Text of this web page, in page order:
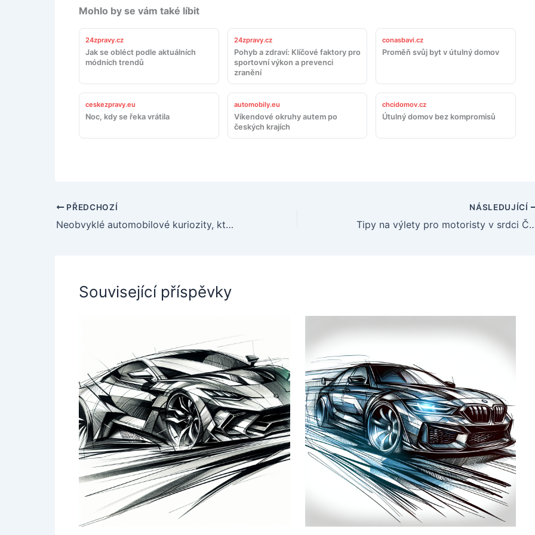
Mohlo by se vám také líbit
24zpravy.cz
Jak se obléct podle aktuálních
módních trendů
24zpravy.cz
Pohyb a zdraví: Klíčové faktory pro
sportovní výkon a prevenci
zranění
conasbavi.cz
Proměň svůj byt v útulný domov
ceskezpravy.eu
Noc, kdy se řeka vrátila
automobily.eu
Víkendové okruhy autem po
českých krajích
chcidomov.cz
Útulný domov bez kompromisů
PŘEDCHOZÍ
Neobvyklé automobilové kuriozity, které vás překvapí
NÁSLEDUJÍCÍ
Tipy na výlety pro
Související příspěvky